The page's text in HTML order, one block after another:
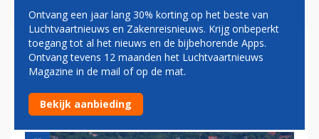
GRONDPERSONEEL
LUCHTHAVEN HAMBURG
STAAKT
Ontvang een jaar lang 30% korting op het beste van
Luchtvaartnieuws en Zakenreisnieuws. Krijg onbeperkt
toegang tot al het nieuws en de bijbehorende Apps.
Ontvang tevens 12 maanden het Luchtvaartnieuws
Magazine in de mail of op de mat.
Bekijk aanbieding